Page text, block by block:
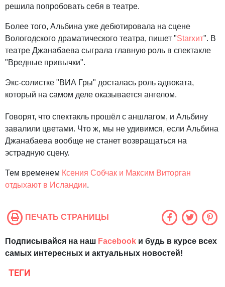
решила попробовать себя в театре.
Более того, Альбина уже дебютировала на сцене
Вологодского драматического театра, пишет "Starхит". В
театре Джанабаева сыграла главную роль в спектакле
"Вредные привычки".
Экс-солистке "ВИА Гры" досталась роль адвоката,
который на самом деле оказывается ангелом.
Говорят, что спектакль прошёл с аншлагом, и Альбину
завалили цветами. Что ж, мы не удивимся, если Альбина
Джанабаева вообще не станет возвращаться на
эстрадную сцену.
Тем временем Ксения Собчак и Максим Виторган
отдыхают в Исландии.
ПЕЧАТЬ СТРАНИЦЫ
Подписывайся на наш Facebook и будь в курсе всех
самых интересных и актуальных новостей!
ТЕГИ